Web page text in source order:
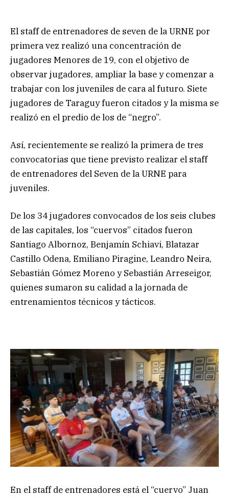
El staff de entrenadores de seven de la URNE por
primera vez realizó una concentración de
jugadores Menores de 19, con el objetivo de
observar jugadores, ampliar la base y comenzar a
trabajar con los juveniles de cara al futuro. Siete
jugadores de Taraguy fueron citados y la misma se
realizó en el predio de los de “negro”.
Así, recientemente se realizó la primera de tres
convocatorias que tiene previsto realizar el staff
de entrenadores del Seven de la URNE para
juveniles.
De los 34 jugadores convocados de los seis clubes
de las capitales, los “cuervos” citados fueron
Santiago Albornoz, Benjamín Schiavi, Blatazar
Castillo Odena, Emiliano Piragine, Leandro Neira,
Sebastián Gómez Moreno y Sebastián Arreseigor,
quienes sumaron su calidad a la jornada de
entrenamientos técnicos y tácticos.
En el staff de entrenadores está el “cuervo” Juan